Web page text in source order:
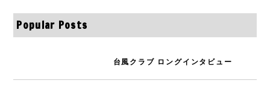
Popular Posts
台風クラブ ロングインタビュー